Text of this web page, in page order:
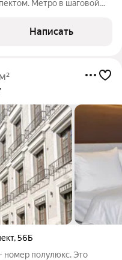
оборудовано и
Написать
,56Б
номер полулюкс. Это